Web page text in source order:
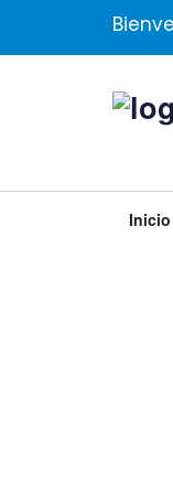
Inicio